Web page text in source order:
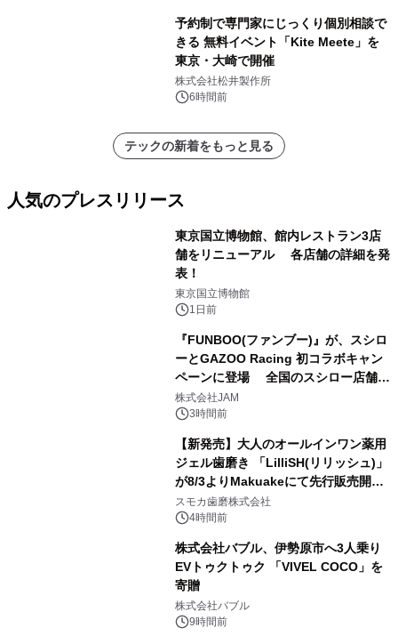
予約制で専門家にじっくり個別相談で
きる 無料イベント「Kite Meete」を
東京・大崎で開催
株式会社松井製作所
6時間前
テックの新着をもっと見る
人気のプレスリリース
東京国立博物館、館内レストラン3店
舗をリニューアル 各店舗の詳細を発
表！
東京国立博物館
1日前
『FUNBOO(ファンブー)』が、スシロ
ーとGAZOO Racing 初コラボキャン
ペーンに登場 全国のスシロー店舗で
GR 4車種の FUNBOO(ミニカー)付き
メニューが展開されます
株式会社JAM
3時間前
【新発売】大人のオールインワン薬用
ジェル歯磨き 「LilliSH(リリッシュ)」
が8/3よりMakuakeにて先行販売開
始！
スモカ歯磨株式会社
4時間前
株式会社バブル、伊勢原市へ3人乗り
EVトゥクトゥク 「VIVEL COCO」を
寄贈
株式会社バブル
9時間前